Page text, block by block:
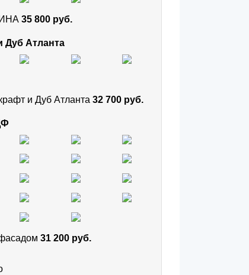
35 800 руб.
Атланта
и Дуб Атланта 32 700 руб.
31 200 руб.